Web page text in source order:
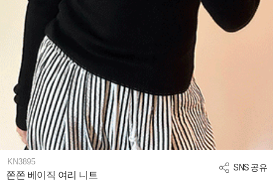
SNS 공유
KN3895
쫀쫀 베이직 여리 니트